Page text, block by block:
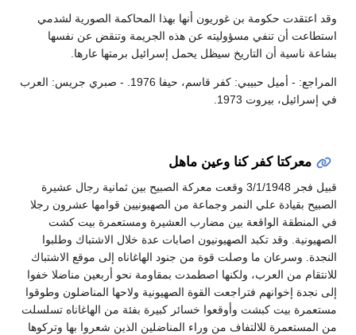
وقد اعتقدت حكومة بن غوريون أنها بهذا المحاكمة الصورية لشدمي
استطاعت أن تنفي مسؤوليته عن هذه الجريمة وتنقض عن نفسها
بشاعة ناسية أن التاريخ سيظل يحمل إسرائيل برمتها عارها.
المراجع: - أميل حبيبي: كفر قاسم، حيفا 1976. - صبري جريس: العرب
في إسرائيل، بيروت 1973.
معركتا كفر كنا وعين ماهل
قبيل فجر 3/1/1948 وقعت معركة الصبيح بين ثمانية رجال عشيرة
الصبيح بقيادة علي النمر وجماعة من الصهيونيين قوامها عشرون رجلا
في المنطقة الواقعة بين مضارب العشيرة ومستعمرة بيت كشت
الصهيونية. وقد تكبد الصهيونيون اصابات عدة خلال الاشتباك وطلبوا
النجدة. وسرعان ما وصلت قوة من جنود الهاغاناه إلى موقع الاشتباك
للانتقام من العرب، ولكنها اصطمدت بمقاومة نحو أربعين مناضلا خفوا
إلى نجدة إخوانهم فتراجعت القوة الصهيونية ولاحها المناضلون وطوقوا
مستعمرة بيت كبشت وأوقعوا خسائر كبيرة بفئة من الهاغاناه تسلسلت
من المستعمرة للالتفاف من وراء المناضلين الذين شعروا بها وتركوها